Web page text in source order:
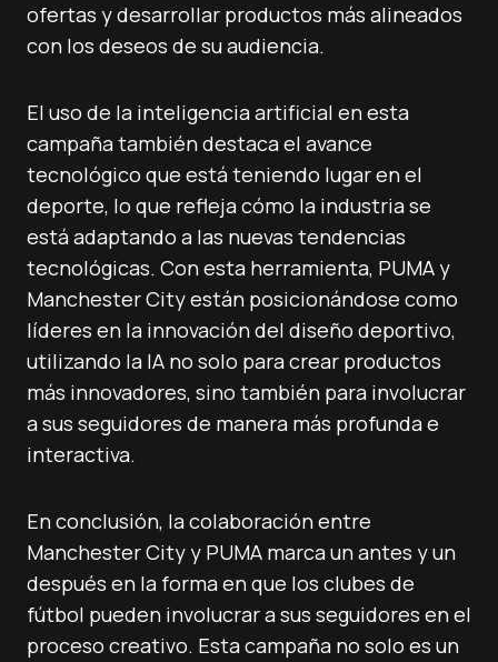
ofertas y desarrollar productos más alineados
con los deseos de su audiencia.
El uso de la inteligencia artificial en esta
campaña también destaca el avance
tecnológico que está teniendo lugar en el
deporte, lo que refleja cómo la industria se
está adaptando a las nuevas tendencias
tecnológicas. Con esta herramienta, PUMA y
Manchester City están posicionándose como
líderes en la innovación del diseño deportivo,
utilizando la IA no solo para crear productos
más innovadores, sino también para involucrar
a sus seguidores de manera más profunda e
interactiva.
En conclusión, la colaboración entre
Manchester City y PUMA marca un antes y un
después en la forma en que los clubes de
fútbol pueden involucrar a sus seguidores en el
proceso creativo. Esta campaña no solo es un